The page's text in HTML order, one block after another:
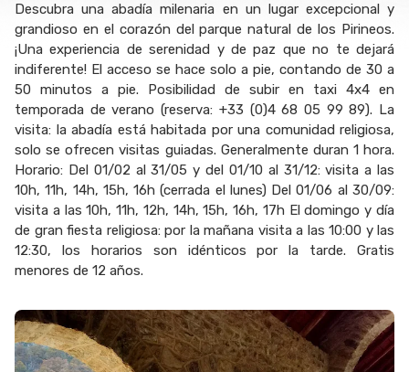
Descubra una abadía milenaria en un lugar excepcional y
grandioso en el corazón del parque natural de los Pirineos.
¡Una experiencia de serenidad y de paz que no te dejará
indiferente! El acceso se hace solo a pie, contando de 30 a
50 minutos a pie. Posibilidad de subir en taxi 4x4 en
temporada de verano (reserva: +33 (0)4 68 05 99 89). La
visita: la abadía está habitada por una comunidad religiosa,
solo se ofrecen visitas guiadas. Generalmente duran 1 hora.
Horario: Del 01/02 al 31/05 y del 01/10 al 31/12: visita a las
10h, 11h, 14h, 15h, 16h (cerrada el lunes) Del 01/06 al 30/09:
visita a las 10h, 11h, 12h, 14h, 15h, 16h, 17h El domingo y día
de gran fiesta religiosa: por la mañana visita a las 10:00 y las
12:30, los horarios son idénticos por la tarde. Gratis
menores de 12 años.